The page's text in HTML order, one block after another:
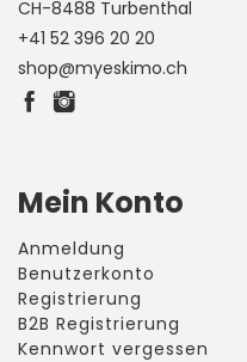
CH-8488 Turbenthal
+41 52 396 20 20
shop@myeskimo.ch
Mein Konto
Anmeldung
Benutzerkonto
Registrierung
B2B Registrierung
Kennwort vergessen